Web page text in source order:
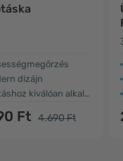
dizájn
kiválóan alkalmas
Ft 4.690 Ft